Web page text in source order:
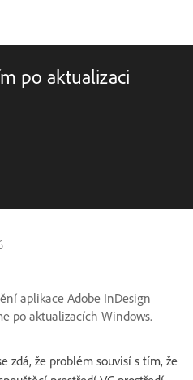
po aktualizaci
aplikace Adobe InDesign
po aktualizacích Windows.
zdá, že problém souvisí s tím, že